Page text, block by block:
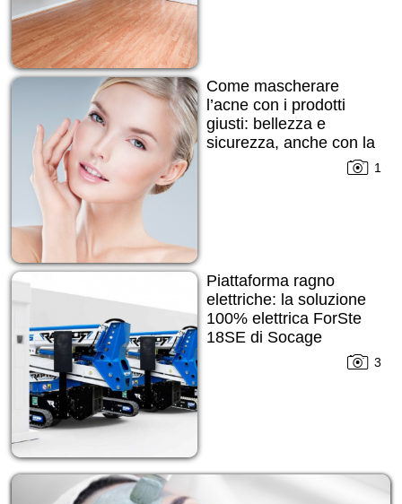
Come mascherare
l’acne con i prodotti
giusti: bellezza e
sicurezza, anche con la
1
Piattaforma ragno
elettriche: la soluzione
100% elettrica ForSte
18SE di Socage
3